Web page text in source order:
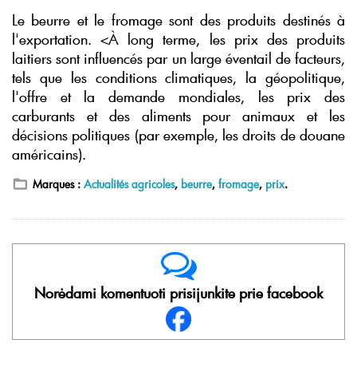
Le beurre et le fromage sont des produits destinés à
l'exportation. <À long terme, les prix des produits
laitiers sont influencés par un large éventail de facteurs,
tels que les conditions climatiques, la géopolitique,
l'offre et la demande mondiales, les prix des
carburants et des aliments pour animaux et les
décisions politiques (par exemple, les droits de douane
américains).
Marques : Actualités agricoles, beurre, fromage, prix.
Norėdami komentuoti prisijunkite prie facebook